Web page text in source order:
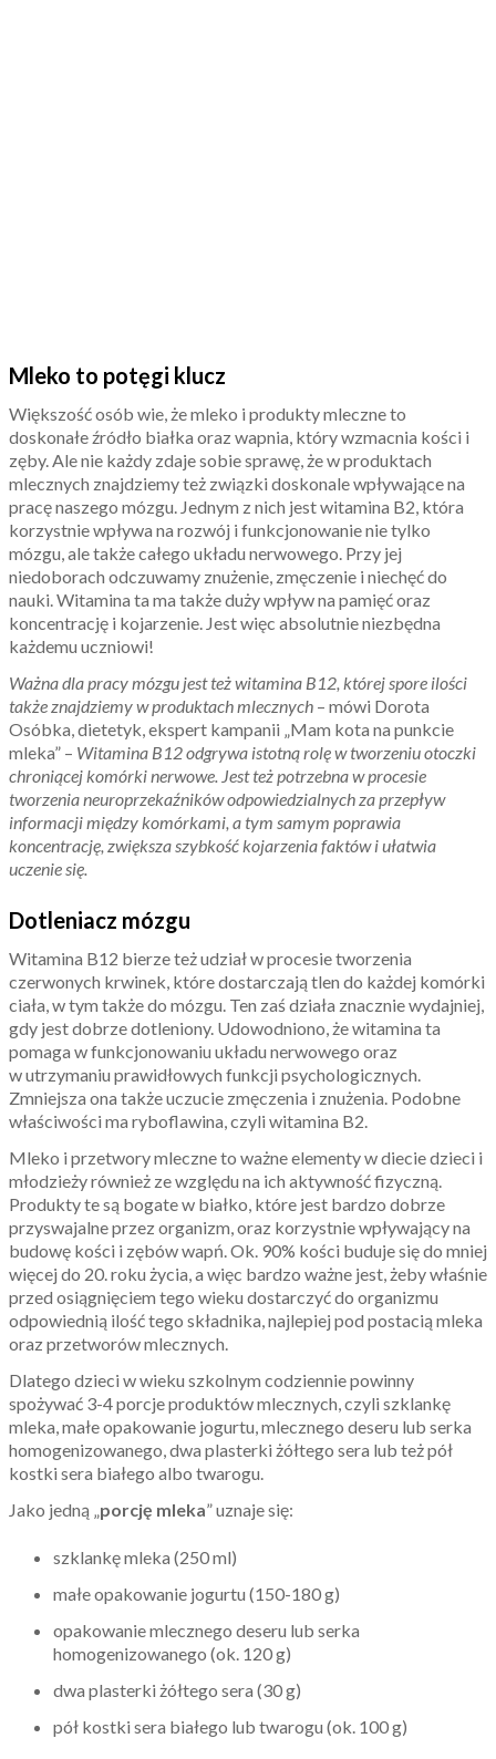
Mleko to potęgi klucz
Większość osób wie, że mleko i produkty mleczne to
doskonałe źródło białka oraz wapnia, który wzmacnia kości i
zęby. Ale nie każdy zdaje sobie sprawę, że w produktach
mlecznych znajdziemy też związki doskonale wpływające na
pracę naszego mózgu. Jednym z nich jest witamina B2, która
korzystnie wpływa na rozwój i funkcjonowanie nie tylko
mózgu, ale także całego układu nerwowego. Przy jej
niedoborach odczuwamy znużenie, zmęczenie i niechęć do
nauki. Witamina ta ma także duży wpływ na pamięć oraz
koncentrację i kojarzenie. Jest więc absolutnie niezbędna
każdemu uczniowi!
Ważna dla pracy mózgu jest też witamina B12, której spore ilości
także znajdziemy w produktach mlecznych – mówi Dorota
Osóbka, dietetyk, ekspert kampanii „Mam kota na punkcie
mleka” – Witamina B12 odgrywa istotną rolę w tworzeniu otoczki
chroniącej komórki nerwowe. Jest też potrzebna w procesie
tworzenia neuroprzekaźników odpowiedzialnych za przepływ
informacji między komórkami, a tym samym poprawia
koncentrację, zwiększa szybkość kojarzenia faktów i ułatwia
uczenie się.
Dotleniacz mózgu
Witamina B12 bierze też udział w procesie tworzenia
czerwonych krwinek, które dostarczają tlen do każdej komórki
ciała, w tym także do mózgu. Ten zaś działa znacznie wydajniej,
gdy jest dobrze dotleniony. Udowodniono, że witamina ta
pomaga w funkcjonowaniu układu nerwowego oraz
w utrzymaniu prawidłowych funkcji psychologicznych.
Zmniejsza ona także uczucie zmęczenia i znużenia. Podobne
właściwości ma ryboflawina, czyli witamina B2.
Mleko i przetwory mleczne to ważne elementy w diecie dzieci i
młodzieży również ze względu na ich aktywność fizyczną.
Produkty te są bogate w białko, które jest bardzo dobrze
przyswajalne przez organizm, oraz korzystnie wpływający na
budowę kości i zębów wapń. Ok. 90% kości buduje się do mniej
więcej do 20. roku życia, a więc bardzo ważne jest, żeby właśnie
przed osiągnięciem tego wieku dostarczyć do organizmu
odpowiednią ilość tego składnika, najlepiej pod postacią mleka
oraz przetworów mlecznych.
Dlatego dzieci w wieku szkolnym codziennie powinny
spożywać 3-4 porcje produktów mlecznych, czyli szklankę
mleka, małe opakowanie jogurtu, mlecznego deseru lub serka
homogenizowanego, dwa plasterki żółtego sera lub też pół
kostki sera białego albo twarogu.
Jako jedną „porcję mleka” uznaje się:
szklankę mleka (250 ml)
małe opakowanie jogurtu (150-180 g)
opakowanie mlecznego deseru lub serka
homogenizowanego (ok. 120 g)
dwa plasterki żółtego sera (30 g)
pół kostki sera białego lub twarogu (ok. 100 g)